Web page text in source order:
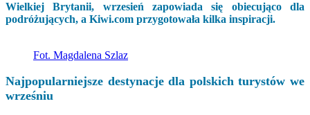
Wielkiej Brytanii, wrzesień zapowiada się obiecująco dla
podróżujących, a Kiwi.com przygotowała kilka inspiracji.
Fot. Magdalena Szlaz
Najpopularniejsze destynacje dla polskich turystów we
wrześniu